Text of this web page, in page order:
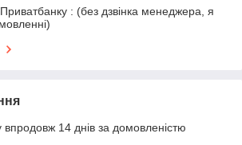
: (без дзвінка менеджера, я
14 днів за домовленістю